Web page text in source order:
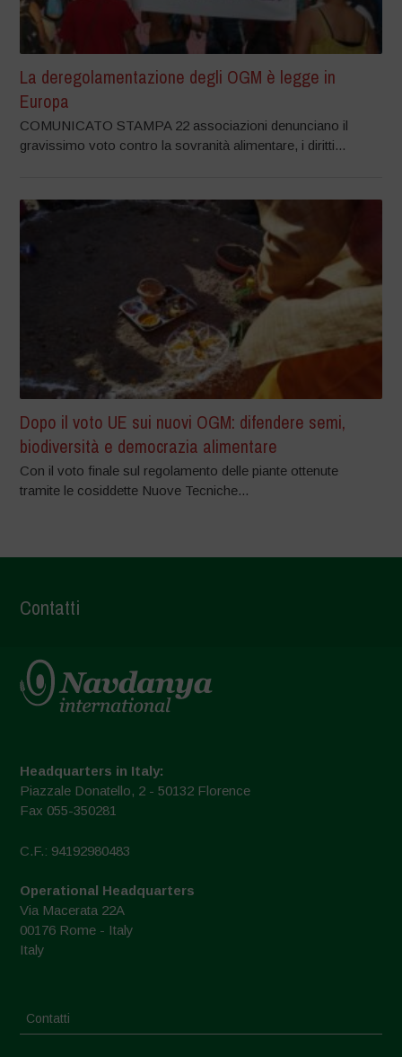
La deregolamentazione degli OGM è legge in
Europa
COMUNICATO STAMPA 22 associazioni denunciano il
gravissimo voto contro la sovranità alimentare, i diritti...
Dopo il voto UE sui nuovi OGM: difendere semi,
biodiversità e democrazia alimentare
Con il voto finale sul regolamento delle piante ottenute
tramite le cosiddette Nuove Tecniche...
Contatti
Headquarters in Italy:
Piazzale Donatello, 2 - 50132 Florence
Fax 055-350281
C.F.: 94192980483
Operational Headquarters
Via Macerata 22A
00176 Rome - Italy
Italy
Contatti